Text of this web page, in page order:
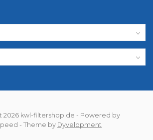
2026 kwl-filtershop.de - Powered by
- Theme by Dyvelopment